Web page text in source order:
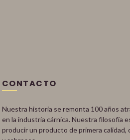
CONTACTO
Nuestra historia se remonta 100 años
en la industria cárnica. Nuestra filosofía
producir un producto de primera calidad,